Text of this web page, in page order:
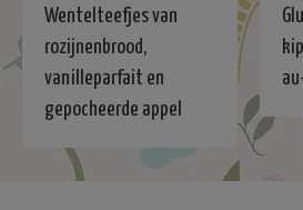
Wentelteefjes van
rozijnenbrood,
vanilleparfait en
gepocheerde appel